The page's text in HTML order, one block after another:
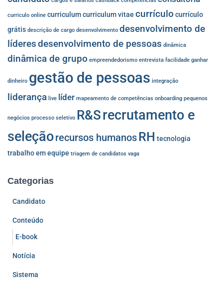
curriculo online curriculumcurriculum vitae currículo currículo
grátis descrição de cargo desenvolvimento desenvolvimento de
líderesdesenvolvimento de pessoas dinâmica
dinâmica de grupo empreendedorismo entrevista facilidade ganhar
dinheiro gestão de pessoas integração
liderança live líder mapeamento de competências onboarding pequenos
negócios processo seletivo R&Srecrutamento e
seleçãorecursos humanosRH tecnologia
trabalho em equipe triagem de candidatos vaga
Categorias
Candidato
Conteúdo
E-book
Notícia
Sistema